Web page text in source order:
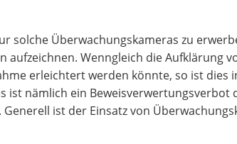
solche Überwachungskameras zu
aufzeichnen. Wenngleich die Aufklärung
erleichtert werden könnte, so ist dies
ist nämlich ein Beweisverwertungsverbot
ist der Einsatz von